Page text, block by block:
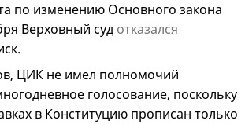
по изменению Основного закона
Верховный суд отказался
ЦИК не имел полномочий
голосование, поскольку
в Конституцию прописан только